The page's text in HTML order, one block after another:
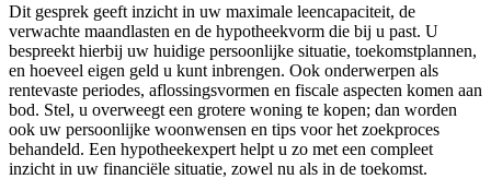
Dit gesprek geeft inzicht in uw maximale leencapaciteit, de
verwachte maandlasten en de hypotheekvorm die bij u past. U
bespreekt hierbij uw huidige persoonlijke situatie, toekomstplannen,
en hoeveel eigen geld u kunt inbrengen. Ook onderwerpen als
rentevaste periodes, aflossingsvormen en fiscale aspecten komen aan
bod. Stel, u overweegt een grotere woning te kopen; dan worden
ook uw persoonlijke woonwensen en tips voor het zoekproces
behandeld. Een hypotheekexpert helpt u zo met een compleet
inzicht in uw financiële situatie, zowel nu als in de toekomst.